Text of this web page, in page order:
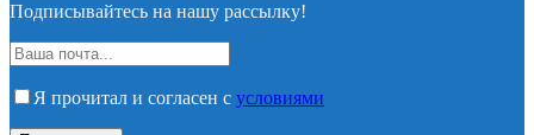
Подписывайтесь на нашу рассылку!
Я прочитал и согласен с условиями